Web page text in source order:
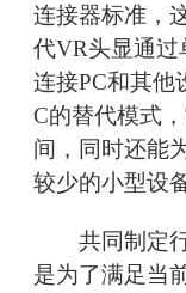
连接器标准，
代VR头显通过
连接PC和其他
C的替代模式
间，同时还能
较少的小型设
共同制定行
是为了满足当